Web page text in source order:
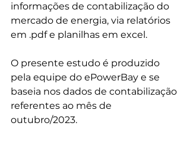
informações de contabilização do
mercado de energia, via relatórios
em .pdf e planilhas em excel.
O presente estudo é produzido
pela equipe do ePowerBay e se
baseia nos dados de contabilização
referentes ao mês de
outubro/2023.